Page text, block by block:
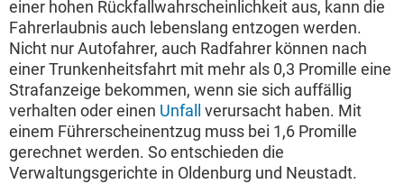
einer hohen Rückfallwahrscheinlichkeit aus, kann die
Fahrerlaubnis auch lebenslang entzogen werden.
Nicht nur Autofahrer, auch Radfahrer können nach
einer Trunkenheitsfahrt mit mehr als 0,3 Promille eine
Strafanzeige bekommen, wenn sie sich auffällig
verhalten oder einen Unfall
verursacht haben. Mit
einem Führerscheinentzug muss bei 1,6 Promille
gerechnet werden. So entschieden die
Verwaltungsgerichte in Oldenburg und Neustadt.